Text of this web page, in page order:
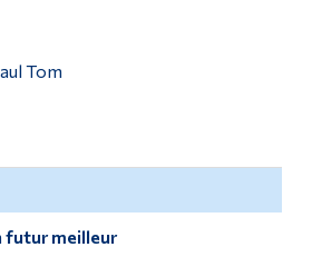
Tom
futur meilleur